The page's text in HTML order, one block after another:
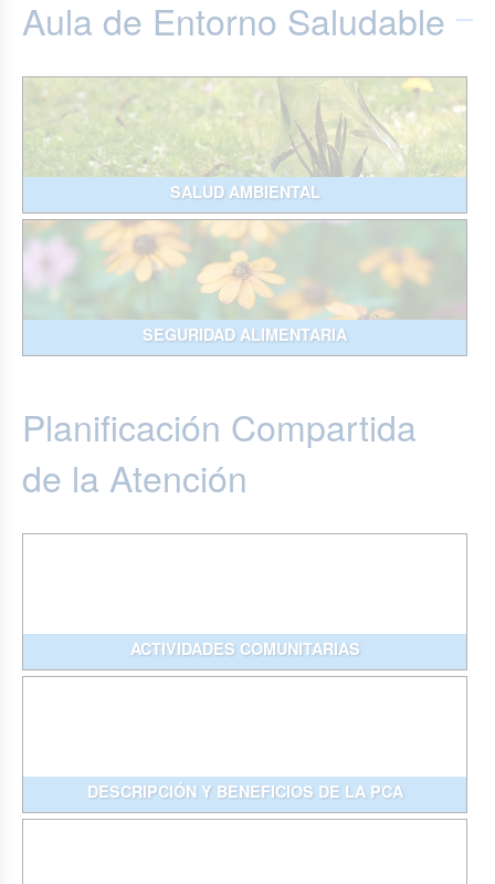
Aula de Entorno Saludable
SALUD AMBIENTAL
SEGURIDAD ALIMENTARIA
Planificación Compartida
de la Atención
ACTIVIDADES COMUNITARIAS
DESCRIPCIÓN Y BENEFICIOS DE LA PCA